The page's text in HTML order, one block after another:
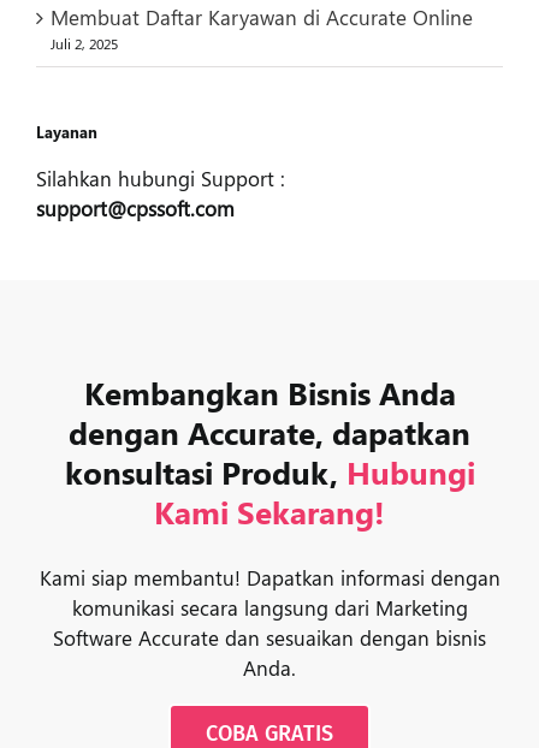
Membuat Daftar Karyawan di Accurate Online
Juli 2, 2025
Layanan
Silahkan hubungi Support :
support@cpssoft.com
Kembangkan Bisnis Anda
dengan Accurate, dapatkan
konsultasi Produk, Hubungi
Kami Sekarang!
Kami siap membantu! Dapatkan informasi dengan
komunikasi secara langsung dari Marketing
Software Accurate dan sesuaikan dengan bisnis
Anda.
COBA GRATIS